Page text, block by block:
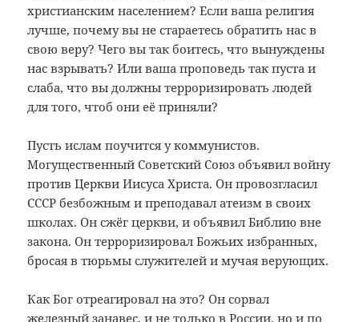
христианским населением? Если ваша религия
лучше, почему вы не стараетесь обратить нас в
свою веру? Чего вы так боитесь, что вынуждены
нас взрывать? Или ваша проповедь так пуста и
слаба, что вы должны терроризировать людей
для того, чтоб они её приняли?
Пусть ислам поучится у коммунистов.
Могущественный Советский Союз объявил войну
против Церкви Иисуса Христа. Он провозгласил
СССР безбожным и преподавал атеизм в своих
школах. Он сжёг церкви, и объявил Библию вне
закона. Он терроризировал Божьих избранных,
бросая в тюрьмы служителей и мучая верующих.
Как Бог отреагировал на это? Он сорвал
железный занавес, и не только в России, но и по